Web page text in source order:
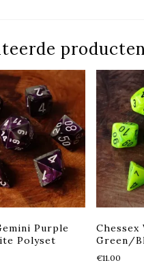
Purple
Polyset
Green/
€11.00